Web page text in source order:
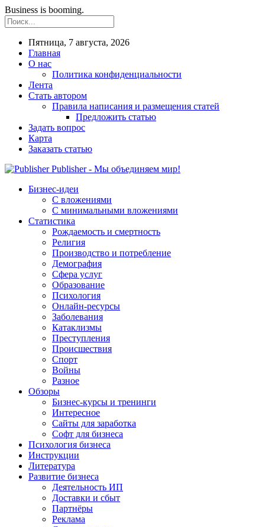
Business is booming.
Пятница, 7 августа, 2026
Главная
О нас
Политика конфиденциальности
Лента
Стать автором
Правила написания и размещения статей
Предложить статью
Задать вопрос
Карта
Заказать статью
Publisher - Мы объединяем мир!
Бизнес-идеи
С вложениями
С минимальными вложениями
Статистика
Рождаемость и смертность
Религия
Производство и потребление
Демография
Сфера услуг
Образование
Психология
Онлайн-ресурсы
Заболевания
Катаклизмы
Преступления
Происшествия
Спорт
Войны
Разное
Обзоры
Бизнес-курсы и тренинги
Интересное
Сайты для заработка
Софт для бизнеса
Психология бизнеса
Инструкции
Литература
Развитие бизнеса
Деятельность ИП
Доставки и сбыт
Партнёры
Реклама